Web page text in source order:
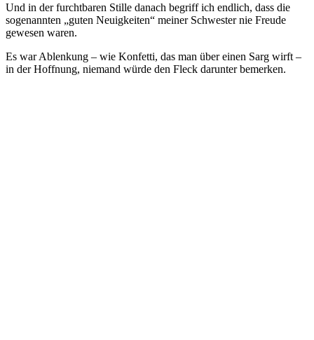
Und in der furchtbaren Stille danach begriff ich endlich, dass die
sogenannten „guten Neuigkeiten“ meiner Schwester nie Freude
gewesen waren.
Es war Ablenkung – wie Konfetti, das man über einen Sarg wirft –
in der Hoffnung, niemand würde den Fleck darunter bemerken.